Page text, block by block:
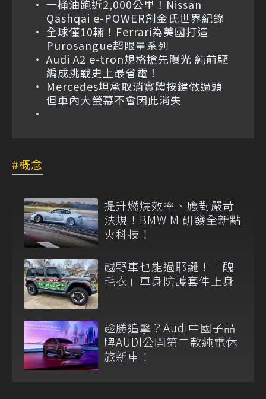
一桶油跑近2,000公里！Nissan
Qashqai e-POWER創金氏世界紀錄
全球僅10輛！Ferrari為美國打造
Purosangue超限量系列
Audi A2 e-tron規格搶先曝光 純前驅
編成挑戰史上最省電！
Mercedes坦承取消實體按鍵做過頭
但車內大螢幕不會因此消失
概念
提升燃燒效率、應對嚴苛
法規！BMW M 研發全新點
火科技！
越野車也能過耶誕！「醜
毛衣」車身防護套件上身
趁勝追擊？Audi中國子品
牌AUDI公開第二款純電休
旅新車！